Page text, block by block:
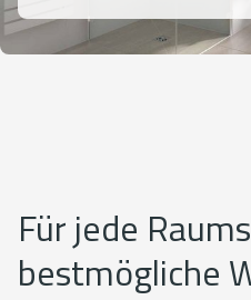
Für jede
bestmögliche